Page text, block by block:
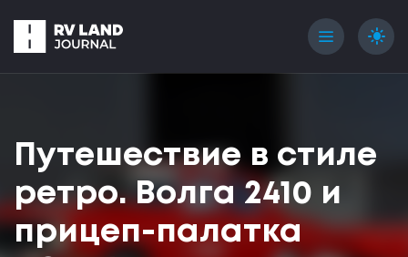
menu light_mode
Путешествие в стиле
ретро. Волга 2410 и
прицеп-палатка